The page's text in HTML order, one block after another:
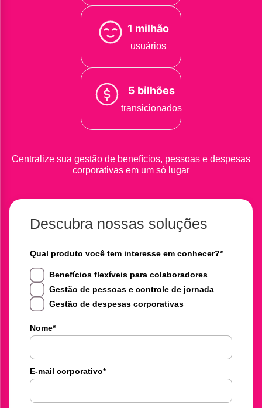
1 milhão
usuários
5 bilhões
transicionados
Centralize sua gestão de benefícios, pessoas e despesas
corporativas em um só lugar
Descubra nossas soluções
Qual produto você tem interesse em conhecer?*
Benefícios flexíveis para colaboradores
Gestão de pessoas e controle de jornada
Gestão de despesas corporativas
Nome*
E-mail corporativo*